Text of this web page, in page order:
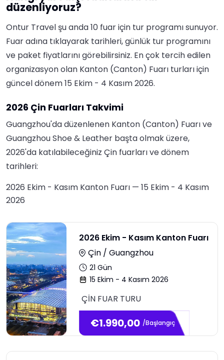
düzenliyoruz?
Ontur Travel şu anda10 fuar için tur programı sunuyor.
Fuar adına tıklayarak tarihleri, günlük tur programını
ve paket fiyatlarını görebilirsiniz. En çok tercih edilen
organizasyon olan Kanton (Canton) Fuarı turlarıiçin
güncel dönem15 Ekim - 4 Kasım 2026.
2026 Çin Fuarları Takvimi
Guangzhou'da düzenlenen Kanton (Canton) Fuarı ve
Guangzhou Shoe & Leather başta olmak üzere,
2026'da katılabileceğiniz Çin fuarları ve dönem
tarihleri:
2026 Ekim - Kasım Kanton Fuarı — 15 Ekim - 4 Kasım
2026
2026 Ekim - Kasım Kanton Fuarı
Çin / Guangzhou
21 Gün
15 Ekim - 4 Kasım 2026
ÇİN FUAR TURU
€1.990,00 /Başlangıç